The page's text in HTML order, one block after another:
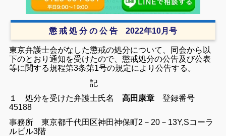
懲 戒 処 分 の 公 告 2022年10月号
東京弁護士会がなした懲戒の処分について、同会から以
下のとおり通知を受けたので、懲戒処分の公告及び公表
等に関する規程第3条第1号の規定により公告する。
記
１ 処分を受けた弁護士氏名
高田康章登録番号
45188
事務所 東京都千代田区神田神保町2－20－13Y,Sコーラ
ルビル3階